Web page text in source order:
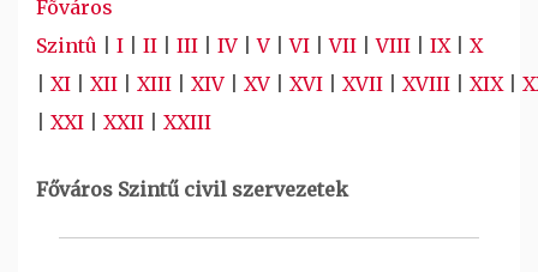
Fõváros
Szintû
I II III IV |V |VI |VII |VIII IX
X
XI XII XIII XIV XV XVI XVII XVIII XIX
XXI XXII XXIII
Főváros Szintű civil szervezetek